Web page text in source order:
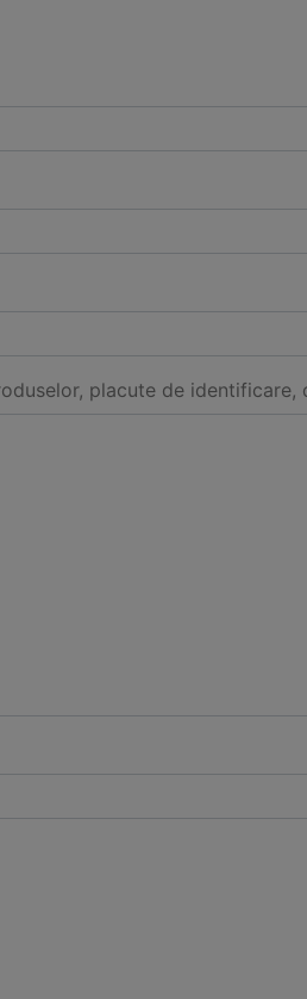
placute de identificare,